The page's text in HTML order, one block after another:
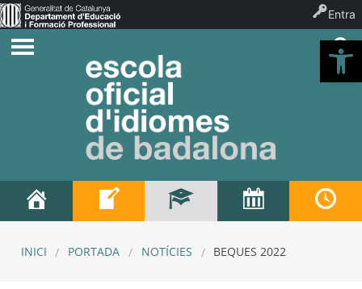
INICI PORTADA NOTÍCIES BEQUES 2022
Entra